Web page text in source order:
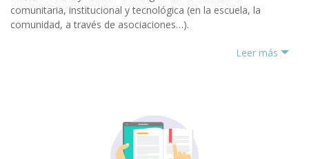
comunitaria, institucional y tecnológica (en la escuela, la
comunidad, a través de asociaciones…).
Leer más